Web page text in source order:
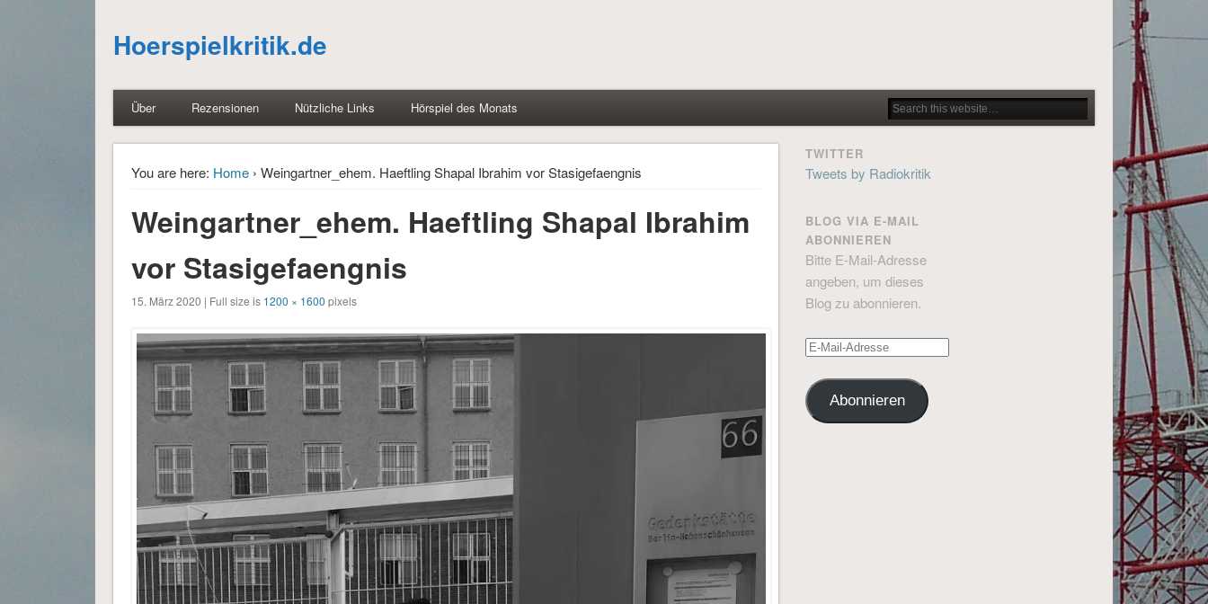
Hoerspielkritik.de
Über Rezensionen Nützliche Links Hörspiel des Monats
You are here: Home› Weingartner_ehem. Haeftling Shapal Ibrahim vor Stasigefaengnis
Weingartner_ehem. Haeftling Shapal Ibrahim
vor Stasigefaengnis
15. März 2020 | Full size is 1200 × 1600 pixels
TWITTER
Tweets by Radiokritik
BLOG VIA E-MAIL
ABONNIEREN
Bitte E-Mail-Adresse
angeben, um dieses
Blog zu abonnieren.
E-
Adresse
Abonnieren